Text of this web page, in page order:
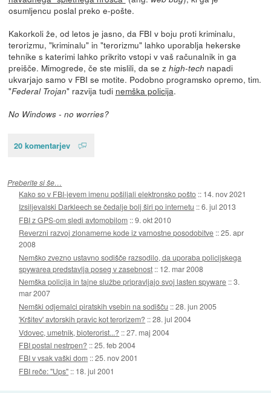
osumljencu poslal preko e-pošte.
Kakorkoli že, od letos je jasno, da FBI v boju proti kriminalu,
terorizmu, "kriminalu" in "terorizmu" lahko uporablja hekerske
tehnike s katerimi lahko prikrito vstopi v vaš računalnik in ga
preišče. Mimogrede, če ste mislili, da se z high-tech napadi
ukvarjajo samo v FBI se motite. Podobno programsko opremo, tim.
"Federal Trojan" razvija tudi nemška policija.
No Windows - no worries?
20 komentarjev
Preberite si še…
Kako so v FBI-jevem imenu pošiljali elektronsko pošto :: 14. nov 2021
Izsiljevalski Darkleech se čedalje bolj širi po internetu ::6. jul 2013
FBI z GPS-om sledi avtomobilom ::9. okt 2010
Reverzni razvoj zlonamerne kode iz varnostne posodobitve ::25. apr
2008
Nemško zvezno ustavno sodišče razsodilo, da uporaba policijskega
spywarea predstavlja poseg v zasebnost :: 12. mar 2008
Nemška policija in tajne službe pripravljajo svoj lasten spyware ::3.
mar 2007
Nemški odjemalci piratskih vsebin na sodišču ::28. jun 2005
'Kršitev' avtorskih pravic kot terorizem? ::28. jul 2004
Vdovec, umetnik, bioterorist...? ::27. maj 2004
FBI postal nestrpen? ::25. feb 2004
FBI v vsak vaški dom ::25. nov 2001
FBI reče: "Ups" :: 18. jul 2001